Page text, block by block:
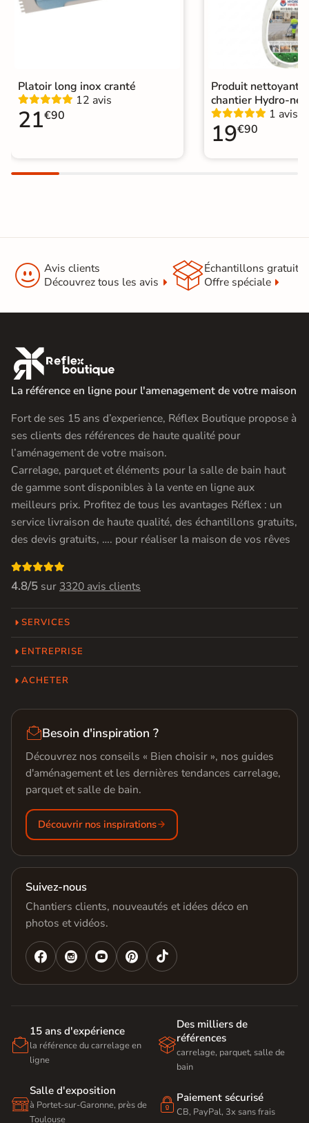
Normes
Platoir long inox cranté
12 avis
21€90
Produit nettoyant
chantier Hydro-net
1 avis
19€90
 Avis clients
Découvrez tous les avis
Échantillons gratuit
Offre spéciale

La référence en ligne pour l'amenagement de votre maison
Fort de ses 15 ans d’experience, Réflex Boutique propose à
ses clients des références de haute qualité pour
l’aménagement de votre maison.
Carrelage, parquet et éléments pour la salle de bain haut
de gamme sont disponibles à la vente en ligne aux
meilleurs prix. Profitez de tous les avantages Réflex : un
service livraison de haute qualité, des échantillons gratuits,
des devis gratuits, …. pour réaliser la maison de vos rêves

4.8/5 sur 3320 avis clients
SERVICES
ENTREPRISE
ACHETER
Besoin d'inspiration ?
Découvrez nos conseils « Bien choisir », nos guides
d'aménagement et les dernières tendances carrelage,
parquet et salle de bain.
Découvrir nos inspirations
Suivez-nous
Chantiers clients, nouveautés et idées déco en
photos et vidéos.
   

15 ans d'expérience
la référence du carrelage en
ligne

Des milliers de
références
carrelage, parquet, salle de
bain

Salle d'exposition
à Portet-sur-Garonne, près de
Toulouse
 Paiement sécurisé
CB, PayPal, 3x sans frais